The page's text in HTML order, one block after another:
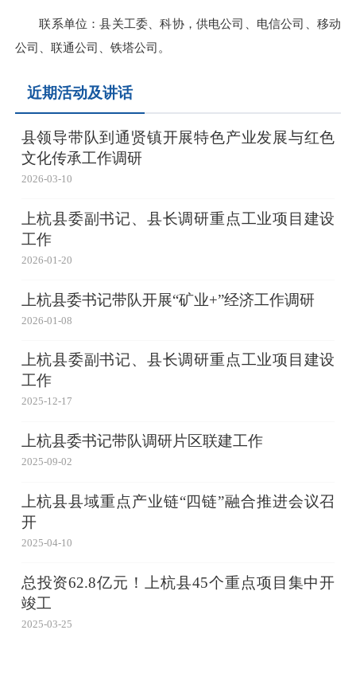
联系单位：县关工委、科协，供电公司、电信公司、移动
公司、联通公司、铁塔公司。
近期活动及讲话
县领导带队到通贤镇开展特色产业发展与红色
文化传承工作调研
2026-03-10
上杭县委副书记、县长调研重点工业项目建设
工作
2026-01-20
上杭县委书记带队开展“矿业+”经济工作调研
2026-01-08
上杭县委副书记、县长调研重点工业项目建设
工作
2025-12-17
上杭县委书记带队调研片区联建工作
2025-09-02
上杭县县域重点产业链“四链”融合推进会议召
开
2025-04-10
总投资62.8亿元！上杭县45个重点项目集中开
竣工
2025-03-25